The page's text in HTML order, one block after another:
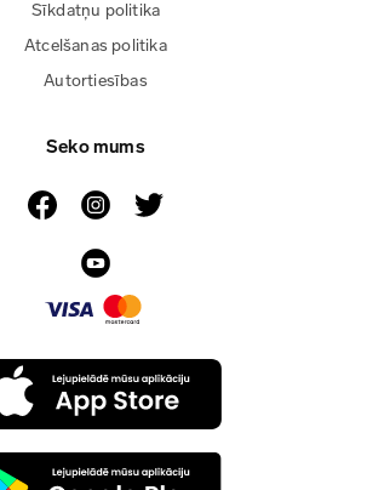
Sīkdatņu politika
Atcelšanas politika
Autortiesības
Seko mums